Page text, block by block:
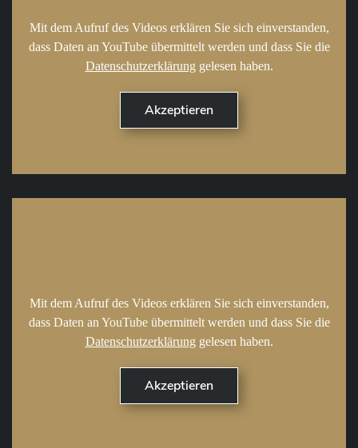
Mit dem Aufruf des Videos erklären Sie sich einverstanden,
dass Daten an YouTube übermittelt werden und dass Sie die
Datenschutzerklärung gelesen haben.
Mit dem Aufruf des Videos erklären Sie sich einverstanden,
dass Daten an YouTube übermittelt werden und dass Sie die
Datenschutzerklärung gelesen haben.